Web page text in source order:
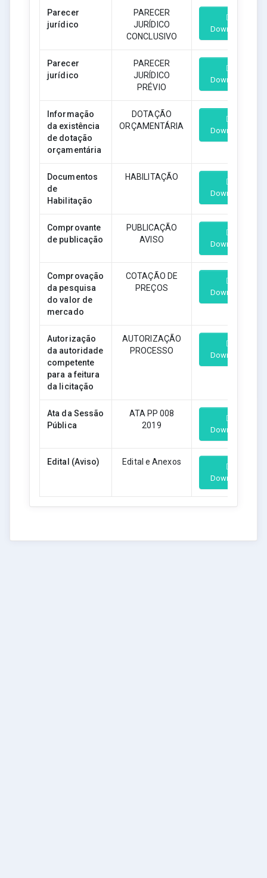
Parecer
jurídico
PARECER
JURÍDICO
CONCLUSIVO
Download
Parecer
jurídico
PARECER
JURÍDICO
PRÉVIO
Download
Informação
da existência
de dotação
orçamentária
DOTAÇÃO
ORÇAMENTÁRIA
Download
Documentos
de
Habilitação
HABILITAÇÃO
Download
Comprovante
de publicação
PUBLICAÇÃO
AVISO
Download
Comprovação
da pesquisa
do valor de
mercado
COTAÇÃO DE
PREÇOS
Download
Autorização
da autoridade
competente
para a feitura
da licitação
AUTORIZAÇÃO
PROCESSO
Download
Ata da Sessão
Pública
ATA PP 008
2019
Download
Edital (Aviso) Edital e Anexos
Download